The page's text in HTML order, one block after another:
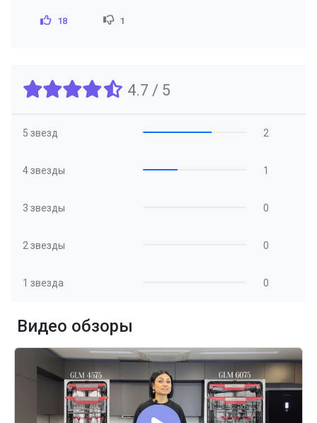
18 1
4.7 / 5
5 звезд 2
4 звезды 1
3 звезды 0
2 звезды 0
1 звезда 0
Видео обзоры